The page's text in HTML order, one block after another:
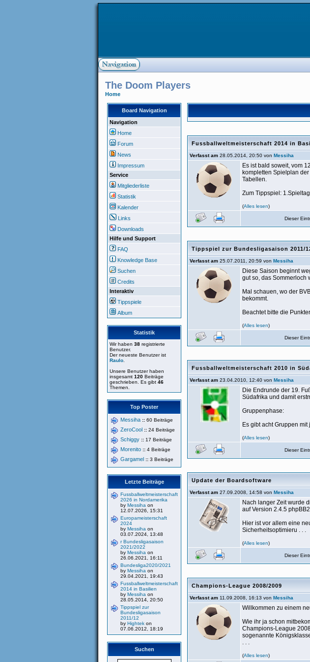
The Doom Players
Home
Board Navigation
Navigation
Home
Forum
News
Impressum
Service
Mitgliederliste
Statistik
Kalender
Links
Downloads
Hilfe und Support
FAQ
Knowledge Base
Suchen
Credits
Interaktiv
Tippspiele
Album
Statistik
Wir haben 38 registrierte
Benutzer.
Der neueste Benutzer ist
Raulo
Unsere Benutzer haben
insgesamt 120 Beiträge
geschrieben. Es gibt 46
Themen.
Top Poster
Messiha :: 60 Beiträge
ZeroCool :: 24 Beiträge
Schiggy :: 17 Beiträge
Morenito :: 4 Beiträge
Gargamel :: 3 Beiträge
Letzte Beiträge
Fussballweltmeisterschaft
2026 in Nordamerika
by Messiha on
12.07.2026, 15:31
Europameisterschaft
2024
by Messiha on
03.07.2024, 13:48
r Bundesligasaison
2021/2022
by Messiha on
26.06.2021, 16:11
Bundesliga2020/2021
by Messiha on
29.04.2021, 19:43
Fussballweltmeisterschaft
2014 in Basilien
by Messiha on
28.05.2014, 20:50
Tippspiel zur
Bundesligasaison
2011/12
by Hightek on
07.06.2012, 18:19
Suchen
Fussballweltmeisterschaft 2014 in
Verfasst am 28.05.2014, 20:50 von Messiha
Es ist bald soweit, vom
kompletten Spielplan
Tabellen.
Zum Tippspiel:
(Alles lesen)
Dieser
Tippspiel zur Bundesligasaison 2011/
Verfasst am 25.07.2011, 20:59 von Messiha
Diese Saison beginnt
gut so, das Sommerloch
Mal schauen, wo der
bekommt.
Beachtet bitte die
(Alles lesen)
Dieser
Fussballweltmeisterschaft 2010 in
Verfasst am 23.04.2010, 12:40 von Messiha
Die Endrunde der 19.
Südafrika und damit
Gruppenphase:
Es gibt acht Gruppen
(Alles lesen)
Dieser
Update der Boardsoftware
Verfasst am 27.09.2008, 14:58 von Messiha
Nach langer Zeit wurde
auf Version 2.4.5
Hier ist vor allem eine
Sicherheitsoptimieru . . .
(Alles lesen)
Dieser
Champions-League 2008/2009
Verfasst am 11.09.2008, 16:13 von Messiha
Willkommen zu einem
Wie ihr ja schon
Champions-League
sogenannte
. . .
(Alles lesen)